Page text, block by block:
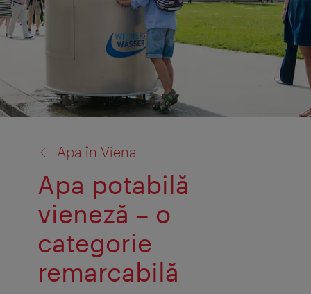
Apa în Viena
Apa potabilă
vieneză – o
categorie
remarcabilă